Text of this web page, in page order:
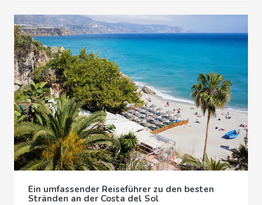
Ein umfassender Reiseführer zu den besten
Stränden an der Costa del Sol